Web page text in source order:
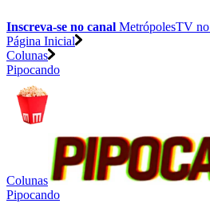
Inscreva-se no canal MetrópolesTV no
Página Inicial
Colunas
Pipocando
Colunas
Pipocando